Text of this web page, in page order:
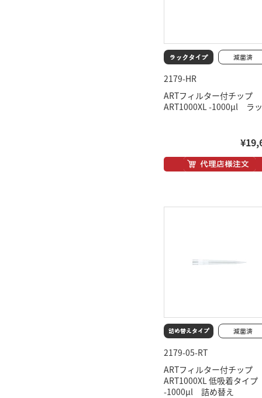
2179-HR
ARTフィルター付チップ
ART1000XL -1000μl ラ
2179-05-RT
ARTフィルター付チップ
ART1000XL 低吸着タイプ
-1000μl 詰め替え